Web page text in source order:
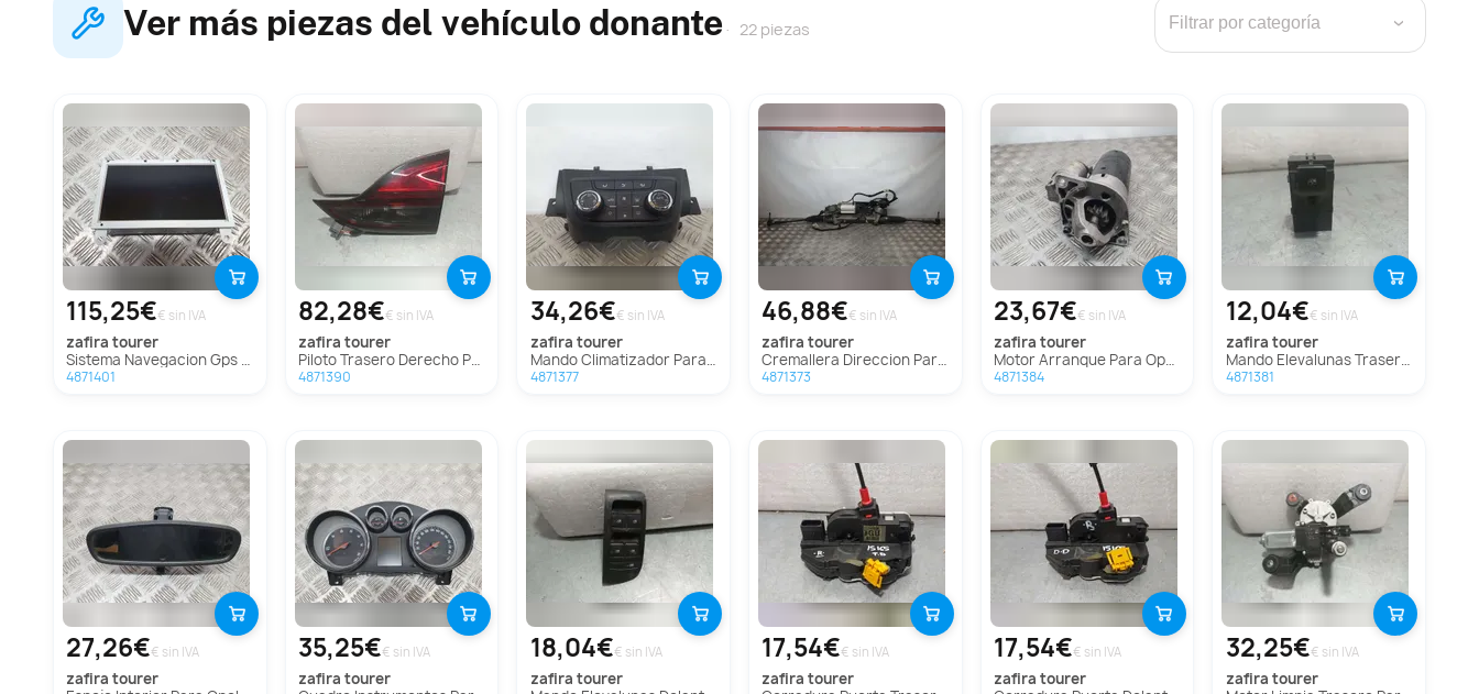
Ver más piezas del vehículo donante 22 piezas ›
115,25€€ sin IVA
zafira tourer
Sistema Navegacion Gps Para Opel Zafira Tourer
4871401
82,28€€ sin IVA
zafira tourer
Piloto Trasero Derecho Para Opel Zafira Tourer
4871390
34,26€€ sin IVA
zafira tourer
Mando Climatizador Para Opel Zafira Tourer
4871377
46,88€€ sin IVA
zafira tourer
Cremallera Direccion Para Opel Zafira Tourer
4871373
23,67€€ sin IVA
zafira tourer
Motor Arranque Para Opel Zafira Tourer
4871384
12,04€€ sin IVA
zafira tourer
Mando Elevalunas Trasero Izquierdo Para Opel Zafira Tourer
4871381
27,26€€ sin IVA
zafira tourer
35,25€€ sin IVA
zafira tourer
18,04€€ sin IVA
zafira tourer
17,54€€ sin IVA
zafira tourer
17,54€€ sin IVA
zafira tourer
32,25€€ sin IVA
zafira tourer